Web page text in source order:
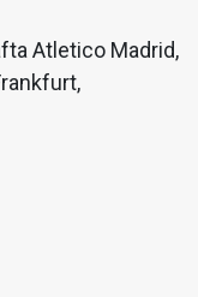
Atletico Madrid,